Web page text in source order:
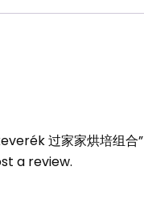
过家家烘培组合”
a review.